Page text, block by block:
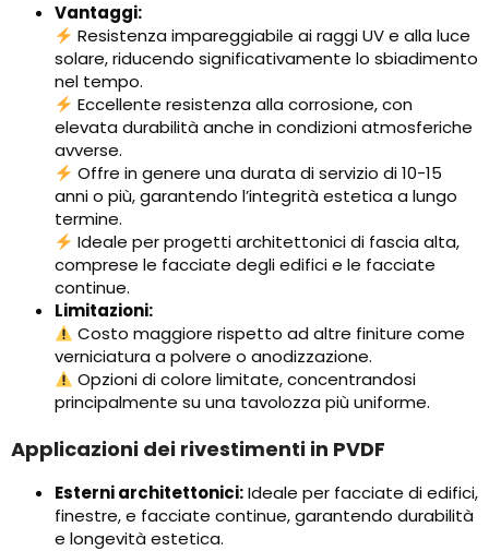
Vantaggi:
Resistenza impareggiabile ai raggi UV e alla luce
solare, riducendo significativamente lo sbiadimento
nel tempo.
Eccellente resistenza alla corrosione, con
elevata durabilità anche in condizioni atmosferiche
avverse.
Offre in genere una durata di servizio di 10-15
anni o più, garantendo l’integrità estetica a lungo
termine.
Ideale per progetti architettonici di fascia alta,
comprese le facciate degli edifici e le facciate
continue.
Limitazioni:
Costo maggiore rispetto ad altre finiture come
verniciatura a polvere o anodizzazione.
Opzioni di colore limitate, concentrandosi
principalmente su una tavolozza più uniforme.
Applicazioni dei rivestimenti in PVDF
Esterni architettonici:Ideale per facciate di edifici,
finestre, e facciate continue, garantendo durabilità
e longevità estetica.